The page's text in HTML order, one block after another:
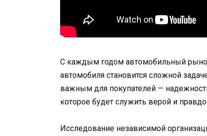
С каждым годом автомобильный
автомобиля становится сложной
важным для покупателей —
которое будет служить верой и
Исследование независимой